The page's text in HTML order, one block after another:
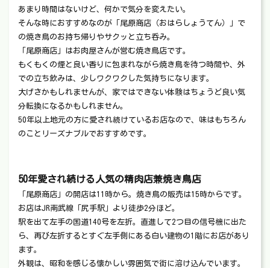
あまり時間はないけど、何かで気分を変えたい。
そんな時におすすめなのが「尾原商店（おはらしょうてん）」で
の焼き鳥のお持ち帰りやサクッと立ち呑み。
「尾原商店」はお肉屋さんが営む焼き鳥店です。
もくもくの煙と良い香りに包まれながら焼き鳥を待つ時間や、外
での立ち飲みは、少しワクワクした気持ちになります。
大げさかもしれませんが、家ではできない体験はちょうど良い気
分転換になるかもしれません。
50年以上地元の方に愛され続けているお店なので、味はもちろん
のことリーズナブルでおすすめです。
50年愛され続ける人気の精肉店兼焼き鳥店
「尾原商店」の開店は11時から。焼き鳥の販売は15時からです。
お店はJR南武線「尻手駅」より徒歩2分ほど。
駅を出て左手の国道140号を左折。直進して2つ目の信号機に出た
ら、再び左折するとすぐ左手側にある白い建物の1階にお店があり
ます。
外観は、昭和を感じる懐かしい雰囲気で街に溶け込んでいます。